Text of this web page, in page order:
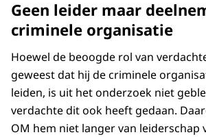
Geen leider maar
criminele organisatie
Hoewel de beoogde rol van
geweest dat hij de criminele
leiden, is uit het onderzoek niet
verdachte dit ook heeft gedaan.
OM hem niet langer van leiderschap